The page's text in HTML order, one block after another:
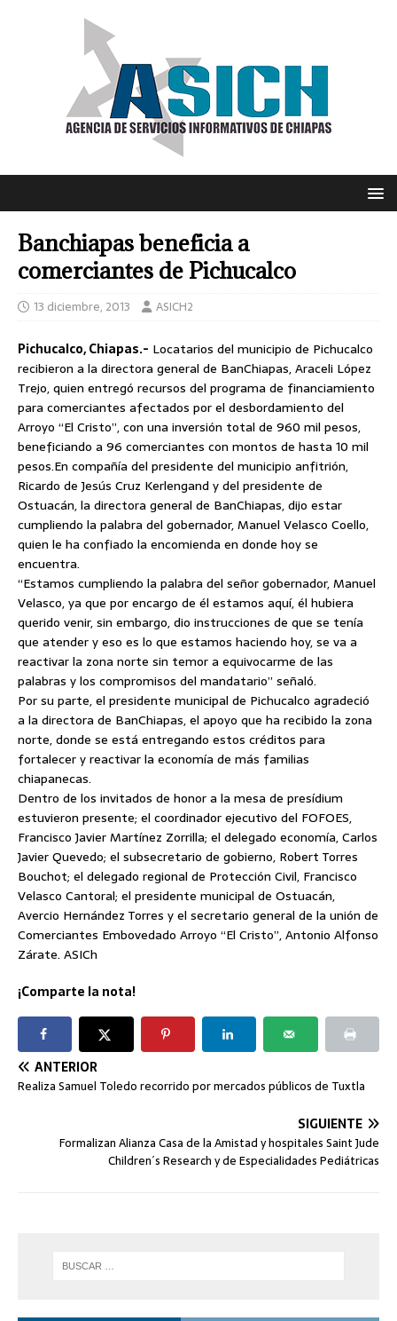
Banchiapas beneficia a
comerciantes de Pichucalco
13 diciembre, 2013 ASICH2
Pichucalco, Chiapas.- Locatarios del municipio de Pichucalco
recibieron a la directora general de BanChiapas, Araceli López
Trejo, quien entregó recursos del programa de financiamiento
para comerciantes afectados por el desbordamiento del
Arroyo “El Cristo”, con una inversión total de 960 mil pesos,
beneficiando a 96 comerciantes con montos de hasta 10 mil
pesos.En compañía del presidente del municipio anfitrión,
Ricardo de Jesús Cruz Kerlengand y del presidente de
Ostuacán, la directora general de BanChiapas, dijo estar
cumpliendo la palabra del gobernador, Manuel Velasco Coello,
quien le ha confiado la encomienda en donde hoy se
encuentra.
“Estamos cumpliendo la palabra del señor gobernador, Manuel
Velasco, ya que por encargo de él estamos aquí, él hubiera
querido venir, sin embargo, dio instrucciones de que se tenía
que atender y eso es lo que estamos haciendo hoy, se va a
reactivar la zona norte sin temor a equivocarme de las
palabras y los compromisos del mandatario” señaló.
Por su parte, el presidente municipal de Pichucalco agradeció
a la directora de BanChiapas, el apoyo que ha recibido la zona
norte, donde se está entregando estos créditos para
fortalecer y reactivar la economía de más familias
chiapanecas.
Dentro de los invitados de honor a la mesa de presídium
estuvieron presente; el coordinador ejecutivo del FOFOES,
Francisco Javier Martínez Zorrilla; el delegado economía, Carlos
Javier Quevedo; el subsecretario de gobierno, Robert Torres
Bouchot; el delegado regional de Protección Civil, Francisco
Velasco Cantoral; el presidente municipal de Ostuacán,
Avercio Hernández Torres y el secretario general de la unión de
Comerciantes Embovedado Arroyo “El Cristo”, Antonio Alfonso
Zárate. ASICh
¡Comparte la nota!
ANTERIOR
Realiza Samuel Toledo recorrido por mercados públicos de Tuxtla
SIGUIENTE
Formalizan Alianza Casa de la Amistad y hospitales Saint Jude
Children´s Research y de Especialidades Pediátricas